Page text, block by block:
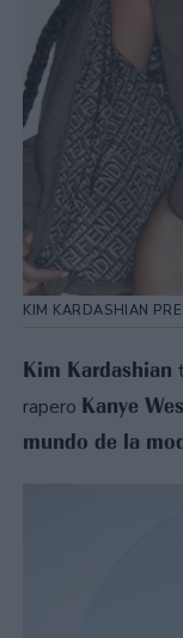
KIM KARDASHIAN
Kim Kardashian
rapero Kanye
mundo de la